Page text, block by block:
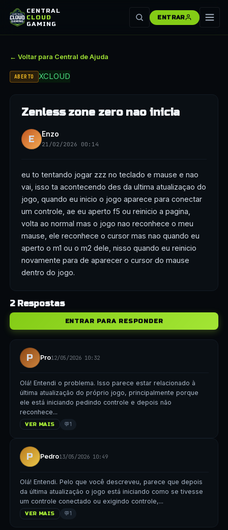
CENTRAL
CLOUD
GAMING
ENTRAR
← Voltar para Central de Ajuda
ABERTO XCLOUD
Zenless zone zero nao inicia
E Enzo
21/02/2026 00:14
eu to tentando jogar zzz no teclado e mause e nao
vai, isso ta acontecendo des da ultima atualizaçao do
jogo, quando eu inicio o jogo aparece para conectar
um controle, ae eu aperto f5 ou reinicio a pagina,
volta ao normal mas o jogo nao reconhece o meu
mause, ele reconhece o cursor mas nao quando eu
aperto o m1 ou o m2 dele, nisso quando eu reinicio
novamente para de aparecer o cursor do mause
dentro do jogo.
2 Respostas
ENTRAR PARA RESPONDER
P Pro12/05/2026 10:32
Olá! Entendi o problema. Isso parece estar relacionado à
última atualização do próprio jogo, principalmente porque
ele está iniciando pedindo controle e depois não
reconhece...
VER MAIS 💬1
P Pedro13/05/2026 10:49
Olá! Entendi. Pelo que você descreveu, parece que depois
da última atualização o jogo está iniciando como se tivesse
um controle conectado ou exigindo controle,...
VER MAIS 💬1